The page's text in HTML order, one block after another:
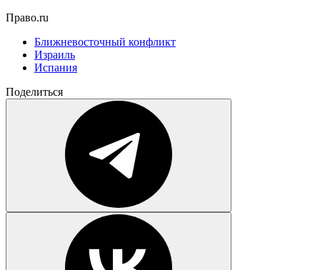
Право.ru
Ближневосточный конфликт
Израиль
Испания
Поделиться